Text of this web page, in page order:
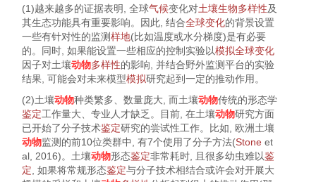
(1)越来越多的证据表明, 全球气候变化对土壤生物多样性及
其生态功能具有重要影响。因此, 结合全球变化的背景设置
一些有针对性的监测样地(比如温度或水分梯度)是有必要
的。同时, 如果能设置一些相应的控制实验以模拟全球变化
因子对土壤动物多样性的影响, 并结合野外监测平台的实验
结果, 可能会对未来模型模拟研究起到一定的推动作用。
(2)土壤动物种类繁多、数量庞大, 而土壤动物传统的形态学
鉴定工作量大、专业人才缺乏。目前, 在土壤动物研究方面
已开始了分子技术鉴定研究的尝试性工作。比如, 欧洲土壤
动物监测的前10位类群中, 有7个使用了分子方法(Stone et
al, 2016)。土壤动物形态鉴定非常耗时, 且很多幼虫难以鉴
定 , 如果将常规形态鉴定与分子技术相结合或许会对开展大